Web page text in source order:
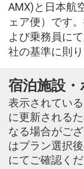
AMX)と日本航
ェア便）です
よび乗務員に
社の基準に則り
宿泊施設
表示されてい
に更新される
なる場合がご
はプラン選択
にてご確認くだ